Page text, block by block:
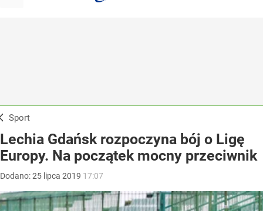
Sport
Lechia Gdańsk rozpoczyna bój o Ligę
Europy. Na początek mocny przeciwnik
Dodano:25 lipca 2019 17:07